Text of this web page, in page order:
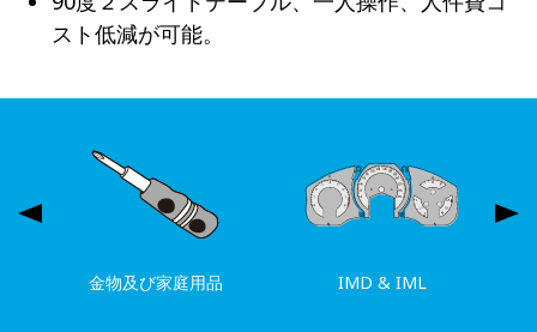
スト低減が可能。
金物及び家庭用品 IMD & IML